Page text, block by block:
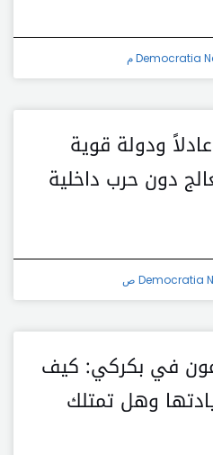
Democratia
ودولة قوية
دون حرب داخلية
Democratia
في بكركي: كيف
وهل تمتلك